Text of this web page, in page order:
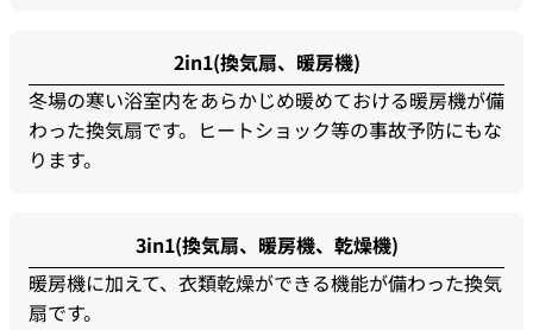
2in1(換気扇、暖房機)
冬場の寒い浴室内をあらかじめ暖めておける暖房機が備
わった換気扇です。ヒートショック等の事故予防にもな
ります。
3in1(換気扇、暖房機、乾燥機)
暖房機に加えて、衣類乾燥ができる機能が備わった換気
扇です。